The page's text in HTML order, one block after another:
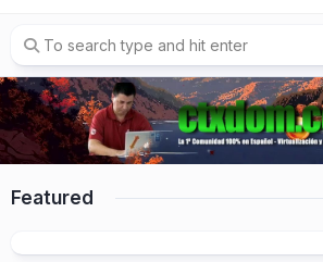
content
Featured